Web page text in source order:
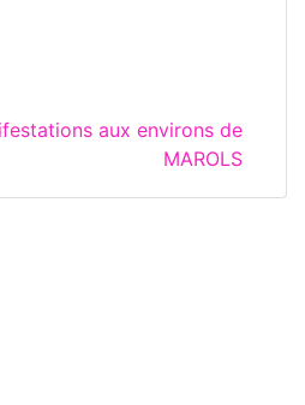
aux environs de
MAROLS